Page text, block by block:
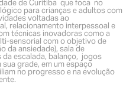
de Curitiba que foca no
para crianças e adultos com
voltadas ao
relacionamento interpessoal e
técnicas inovadoras como a
sensorial com o objetivo de
da ansiedade), sala de
escalada, balanço, jogos
grade, em um espaço
no progresso e na evolução